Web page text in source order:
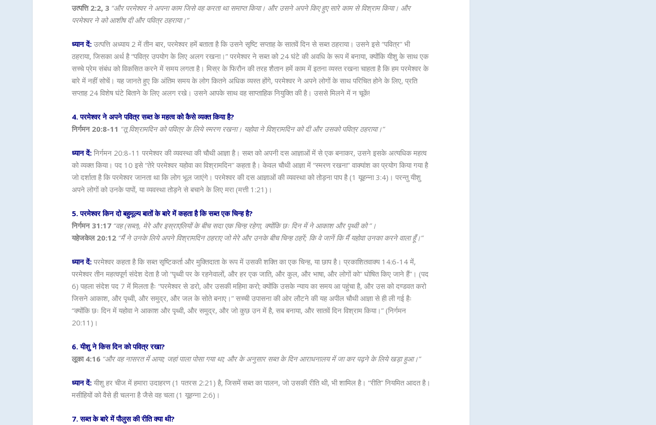
उत्पत्ति 2:2, 3 “और परमेश्वर ने अपना काम जिसे वह करता था समाप्त किया। और उसने अपने किए हुए सारे काम से विश्राम किया। और
परमेश्वर ने को आशीष दी और पवित्र ठहराया।”
ध्यान दें: उत्पत्ति अध्याय 2 में तीन बार, परमेश्वर हमें बताता है कि उसने सृष्टि सप्ताह के सातवें दिन से सब्त ठहराया। उसने इसे “पवित्र” भी
ठहराया, जिसका अर्थ है “पवित्र उपयोग के लिए अलग रखना।” परमेश्वर ने सब्त को 24 घंटे की अवधि के रूप में बनाया, क्योंकि यीशु के साथ एक
सच्चे प्रेम संबंध को विकसित करने में समय लगता है। मिस्र के फिरौन की तरह शैतान हमें काम में इतना व्यस्त रखना चाहता है कि हम परमेश्वर के
बारे में नहीं सोचें। यह जानते हुए कि अंतिम समय के लोग कितने अधिक व्यस्त होंगे, परमेश्वर ने अपने लोगों के साथ परिचित होने के लिए, प्रति
सप्ताह 24 विशेष घंटे बिताने के लिए अलग रखे। उसने आपके साथ वह साप्ताहिक नियुक्ति की है। उससे मिलने में न चूकें!
4. परमेश्वर ने अपने पवित्र सब्त के महत्व को कैसे व्यक्त किया है?
निर्गमन 20:8-11 “तू विश्रामदिन को पवित्र के लिये स्मरण रखना। यहोवा ने विश्रामदिन को दी और उसको पवित्र ठहराया।”
ध्यान दें: निर्गमन 20:8-11 परमेश्वर की व्यवस्था की चौथी आज्ञा है। सब्त को अपनी दस आज्ञाओं में से एक बनाकर, उसने इसके अत्यधिक महत्व
को व्यक्त किया। पद 10 इसे “तेरे परमेश्वर यहोवा का विश्रामदिन” कहता है। केवल चौथी आज्ञा में “स्मरण रखना” वाक्यांश का प्रयोग किया गया है
जो दर्शाता है कि परमेश्वर जानता था कि लोग भूल जाएंगे। परमेश्वर की दस आज्ञाओं की व्यवस्था को तोड़ना पाप है (1 यूहन्ना 3:4)। परन्तु यीशु
अपने लोगों को उनके पापों, या व्यवस्था तोड़ने से बचाने के लिए मरा (मत्ती 1:21)।
5. परमेश्वर किन दो बहुमूल्य बातों के बारे में कहता है कि सब्त एक चिन्ह है?
निर्गमन 31:17 “वह (सब्त), मेरे और इस्राएलियों के बीच सदा एक चिन्ह रहेगा, क्योंकि छः दिन में ने आकाश और पृथ्वी को ”।
यहेजकेल 20:12 “मैं ने उनके लिये अपने विश्रामदिन ठहराए जो मेरे और उनके बीच चिन्ह ठहरें; कि वे जानें कि मैं यहोवा उनका करने वाला हूँ।”
ध्यान दें: परमेश्वर कहता है कि सब्त सृष्टिकर्ता और मुक्तिदाता के रूप में उसकी शक्ति का एक चिन्ह, या छाप है। प्रकाशितवाक्य 14:6-14 में,
परमेश्वर तीन महत्वपूर्ण संदेश देता है जो “पृथ्वी पर के रहनेवालों, और हर एक जाति, और कुल, और भाषा, और लोगों को” घोषित किए जाने हैं”। (पद
6) पहला संदेश पद 7 में मिलता हैः “परमेश्वर से डरो, और उसकी महिमा करो; क्योंकि उसके न्याय का समय आ पहुंचा है, और उस को दण्डवत करो
जिसने आकाश, और पृथ्वी, और समुद्र, और जल के सोते बनाए।” सच्ची उपासना की ओर लौटने की यह अपील चौथी आज्ञा से ही ली गई हैः
“क्योंकि छः दिन में यहोवा ने आकाश और पृथ्वी, और समुद्र, और जो कुछ उन में है, सब बनाया, और सातवें दिन विश्राम किया।” (निर्गमन
20:11)।
6. यीशु ने किस दिन को पवित्र रखा?
लूका 4:16 “और वह नासरत में आया; जहां पाला पोसा गया था; और के अनुसार सब्त के दिन आराधनालय में जा कर पढ़ने के लिये खड़ा हुआ।”
ध्यान दें: यीशु हर चीज में हमारा उदाहरण (1 पतरस 2:21) है, जिसमें सब्त का पालन, जो उसकी रीति थी, भी शामिल है। “रीति” नियमित आदत है।
मसीहियों को वैसे ही चलना है जैसे वह चला (1 यूहन्ना 2:6)।
7. सब्त के बारे में पौलुस की रीति क्या थी?